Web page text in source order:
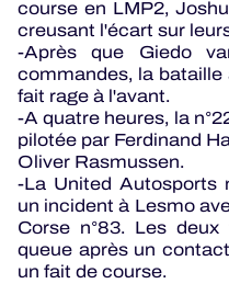
course en LMP2,
creusant l'écart sur
-Après que Giedo
commandes, la bataille
fait rage à l'avant.
-A quatre heures, la
pilotée par Ferdinand
Oliver Rasmussen.
-La United Autosports
un incident à Lesmo
Corse n°83. Les
queue après un
un fait de course.